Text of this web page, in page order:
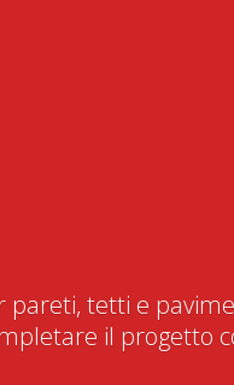
tetti e
il progetto